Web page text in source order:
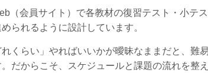
（会員サイト）で各教材の復習テスト・小テ
られるように設計しています。
れくらい」やればいいかが曖昧なままだと、難
だからこそ、スケジュールと課題の流れを整